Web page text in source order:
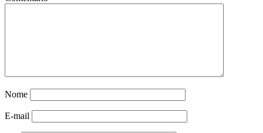
Nome
E-mail